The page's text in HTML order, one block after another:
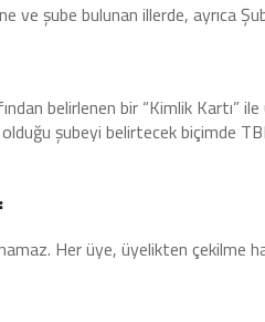
ve şube bulunan illerde, ayrıca
belirlenen bir “Kimlik Kartı” ile
olduğu şubeyi belirtecek biçimde
Her üye, üyelikten çekilme